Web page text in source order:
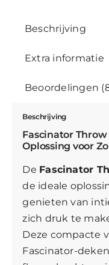
Beschrijving
Extra informatie
Beoordelingen
Beschrijving
Fascinator
Oplossing voor
De Fascinator
de ideale
genieten van
zich druk te
Deze compacte
Fascinator-